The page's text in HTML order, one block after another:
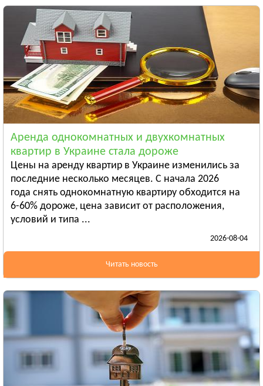
Тараща
Тетиев
Смотреть всё
КИРОВОГРАДСКАЯ ОБЛАСТЬ
Александрия
Бобринец
Гайворон
Смотреть всё
ЛУГАНСКАЯ ОБЛАСТЬ
Алчевск
Рубежное
Александровск
Смотреть всё
ЛЬВОВСКАЯ ОБЛАСТЬ
Стрый
НИКОЛАЕВСКАЯ ОБЛАСТЬ
Вознесенск
Новая Одесса
Смотреть всё
ОДЕССКАЯ ОБЛАСТЬ
Аренда однокомнатных и двухкомнатных
квартир в Украине стала дороже
Цены на аренду квартир в Украине изменились за
последние несколько месяцев. С начала 2026
года снять однокомнатную квартиру обходится на
6-60% дороже, цена зависит от расположения,
условий и типа ...
2026-08-04
Читать новость